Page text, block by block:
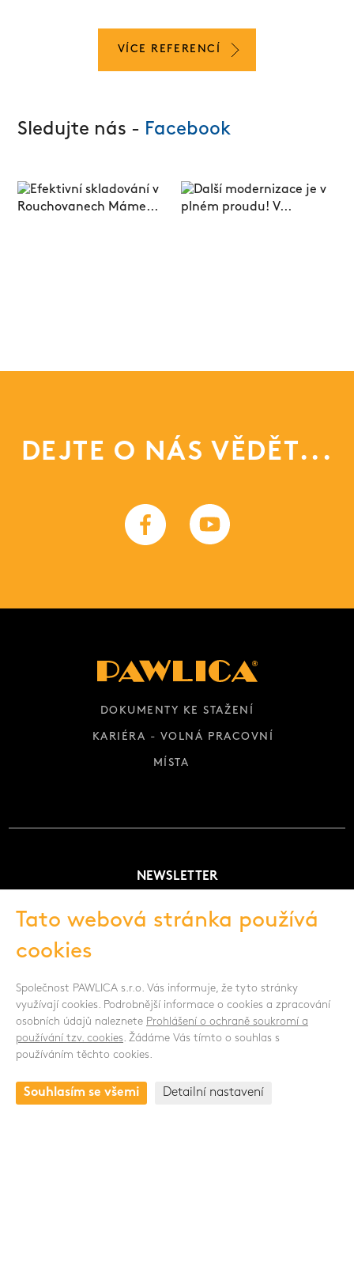
VÍCE REFERENCÍ
Sledujte nás - Facebook
DEJTE O NÁS VĚDĚT...
DOKUMENTY KE STAŽENÍ
KARIÉRA - VOLNÁ PRACOVNÍ
MÍSTA
KONTAKT
NEWSLETTER
Souhlasím se zpracováním osobních údajů -
SLEDUJTE NÁS
Tato webová stránka používá
cookies
Společnost PAWLICA s.r.o. Vás informuje, že tyto stránky
využívají cookies. Podrobnější informace o cookies a zpracování
osobních údajů naleznete Prohlášení o ochraně soukromí a
používání tzv. cookies. Žádáme Vás tímto o souhlas s
používáním těchto cookies.
Souhlasím se všemi Detailní nastavení